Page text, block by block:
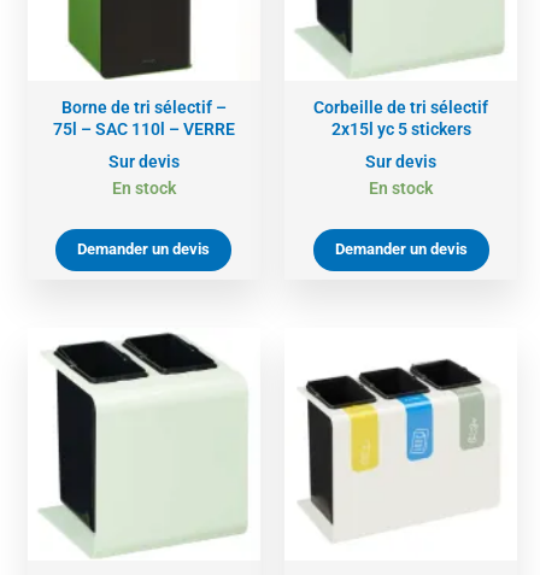
Borne de tri sélectif –
75l – SAC 110l – VERRE
Sur devis
En stock
Demander un devis
Corbeille de tri sélectif
2x15l yc 5 stickers
Sur devis
En stock
Demander un devis